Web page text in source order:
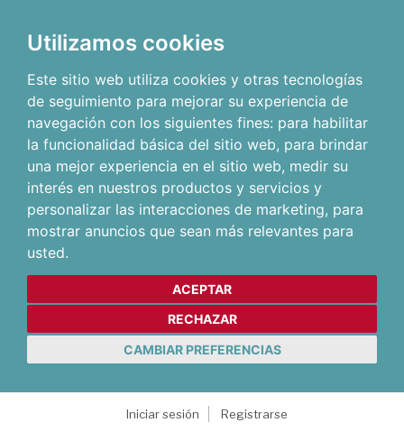
Utilizamos cookies
Este sitio web utiliza cookies y otras tecnologías
de seguimiento para mejorar su experiencia de
navegación con los siguientes fines: para habilitar
la funcionalidad básica del sitio web, para brindar
una mejor experiencia en el sitio web, medir su
interés en nuestros productos y servicios y
personalizar las interacciones de marketing, para
mostrar anuncios que sean más relevantes para
usted.
ACEPTAR
RECHAZAR
CAMBIAR PREFERENCIAS
Iniciar sesión
Registrarse